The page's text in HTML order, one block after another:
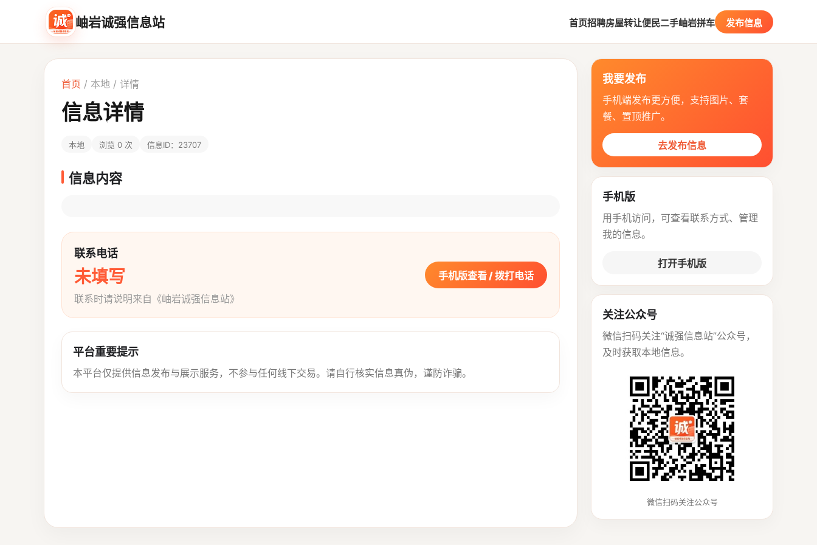
岫岩诚强信息站 首页招聘房屋转让便民二手岫岩拼车 发布信息
首页 / 本地 / 详情
信息详情
本地 浏览 0 次 信息ID：23707
信息内容
联系电话
未填写
联系时请说明来自《岫岩诚强信息站》
手机版查看 / 拨打电话
平台重要提示
本平台仅提供信息发布与展示服务，不参与任何线下交易。请自行核实信息真伪，谨防诈骗。
我要发布
手机端发布更方便，支持图片、套
餐、置顶推广。
去发布信息
手机版
用手机访问，可查看联系方式、管理
我的信息。
打开手机版
关注公众号
微信扫码关注“诚强信息站”公众号，
及时获取本地信息。
微信扫码关注公众号